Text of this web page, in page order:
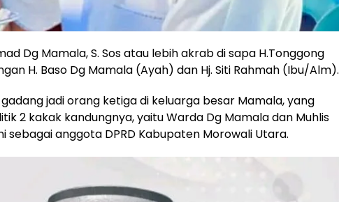
Dg Mamala, S. Sos atau lebih akrab di sapa H.Tonggong
H. Baso Dg Mamala (Ayah) dan Hj. Siti Rahmah (Ibu/Alm).
jadi orang ketiga di keluarga besar Mamala, yang
2 kakak kandungnya, yaitu Warda Dg Mamala dan Muhlis
sebagai anggota DPRD Kabupaten Morowali Utara.